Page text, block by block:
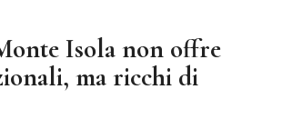
Isola non offre
ma ricchi di